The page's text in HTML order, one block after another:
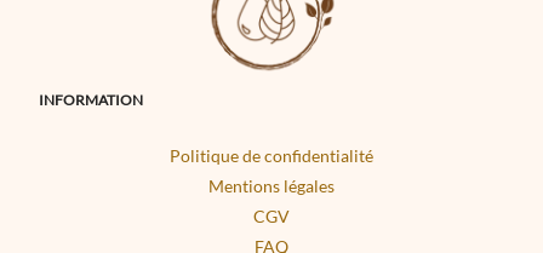
INFORMATION
Politique de confidentialité
Mentions légales
CGV
FAQ